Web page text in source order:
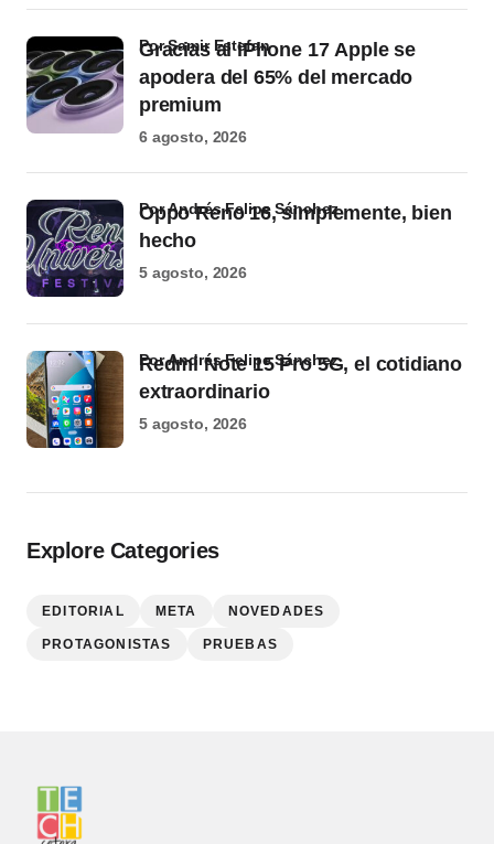
Gracias al iPhone 17 Apple se
apodera del 65% del mercado
premium
por Samir Estefan
6 agosto, 2026
Oppo Reno 16, simplemente, bien
hecho
por Andrés Felipe Sánchez
5 agosto, 2026
Redmi Note 15 Pro 5G, el cotidiano
extraordinario
por Andrés Felipe Sánchez
5 agosto, 2026
Explore Categories
EDITORIAL META NOVEDADES
PROTAGONISTAS PRUEBAS